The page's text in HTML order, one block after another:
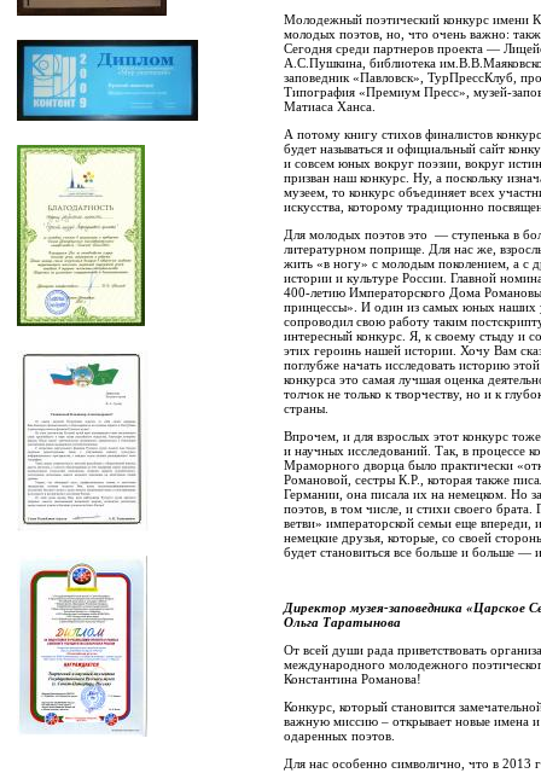
Молодежный поэтический конкурс имени
молодых поэтов, но, что очень важно:
Сегодня среди партнеров проекта —
А.С.Пушкина, библиотека
заповедник «Павловск», ТурПрессКлуб,
Типография «Премиум Пресс», музей-
Матиаса Ханса.
А потому книгу стихов финалистов
будет называться и официальный сайт
и совсем юных вокруг поэзии, вокруг
призван наш конкурс. Ну, а поскольку
музеем, то конкурс объединяет всех
искусства, которому традиционно
Для молодых поэтов это — ступенька в
литературном поприще. Для нас же,
жить «в ногу» с молодым поколением, а с
истории и культуре России. Главной
400-летию Императорского Дома
принцессы». И один из самых юных наших
сопроводил свою работу таким
интересный конкурс. Я, к своему стыду и
этих героинь нашей истории. Хочу Вам
поглубже начать исследовать историю
конкурса это самая лучшая оценка
толчок не только к творчеству, но и к
страны.
Впрочем, и для взрослых этот конкурс
и научных исследований. Так, в процессе
Мраморного дворца было практически
Романовой, сестры К.Р., которая также
Германии, она писала их на немецком. Но
поэтов, в том числе, и стихи своего брата.
ветви» императорской семьи еще
немецкие друзья, которые, со своей
будет становиться все больше и больше —
Директор музея-заповедника «Царское
Ольга Таратынова
От всей души рада приветствовать
международного молодежного
Константина Романова!
Конкурс, который становится
важную миссию – открывает новые имена
одаренных поэтов.
Для нас особенно символично, что в 2013